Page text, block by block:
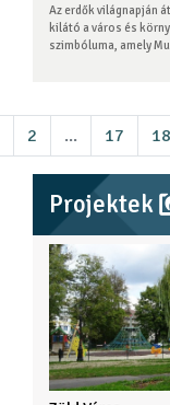
Az erdők világnapján
kilátó a város és
szimbóluma, amely
2 ... 17 18
Projektek